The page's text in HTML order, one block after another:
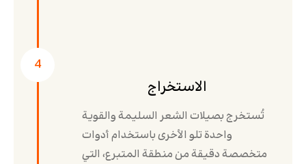
الاستخراج
تُستخرج بصيلات الشعر السليمة والقوية
واحدة تلو الأخرى باستخدام أدوات
متخصصة دقيقة من منطقة المتبرع، التي
4